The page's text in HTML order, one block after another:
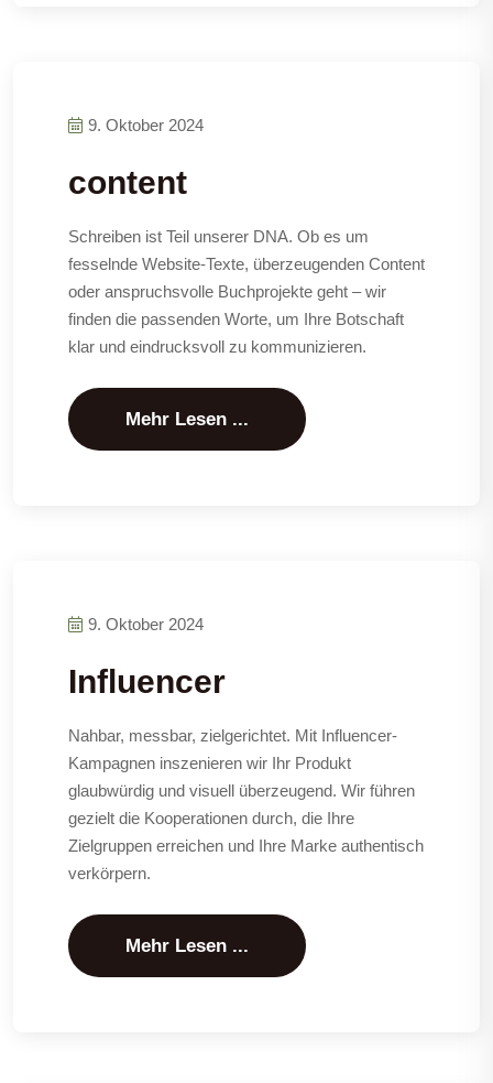
9. Oktober 2024
content
Schreiben ist Teil unserer DNA. Ob es um
fesselnde Website-Texte, überzeugenden Content
oder anspruchsvolle Buchprojekte geht – wir
finden die passenden Worte, um Ihre Botschaft
klar und eindrucksvoll zu kommunizieren.
Mehr Lesen ...
9. Oktober 2024
Influencer
Nahbar, messbar, zielgerichtet. Mit Influencer-
Kampagnen inszenieren wir Ihr Produkt
glaubwürdig und visuell überzeugend. Wir führen
gezielt die Kooperationen durch, die Ihre
Zielgruppen erreichen und Ihre Marke authentisch
verkörpern.
Mehr Lesen ...